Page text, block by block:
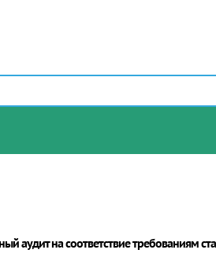
на соответствие требованиям